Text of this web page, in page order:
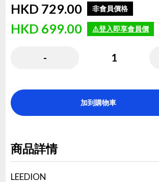
HKD 729.00 非會員價格
HKD 699.00 ⚠️登入即享會員價
- 1
加到購物車
商品詳情
LEEDION